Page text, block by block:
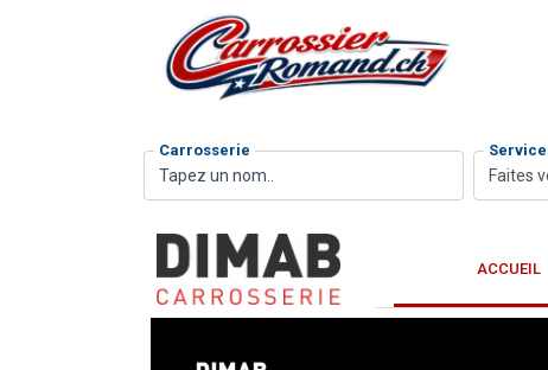
Carrosserie
Faites
ACCUEIL